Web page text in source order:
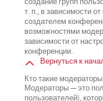
т. п., в зависимости
создателем
возможностями
зависимости от
конференции.
Вернуться к
Кто такие
Модераторы — это
пользователей),